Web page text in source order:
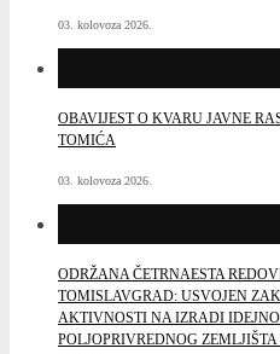
03. kolovoza 2026.
OBAVIJEST O KVARU JAVNE
TOMIĆA
03. kolovoza 2026.
ODRŽANA ČETRNAESTA
TOMISLAVGRAD: USVOJEN
AKTIVNOSTI NA IZRADI
POLJOPRIVREDNOG